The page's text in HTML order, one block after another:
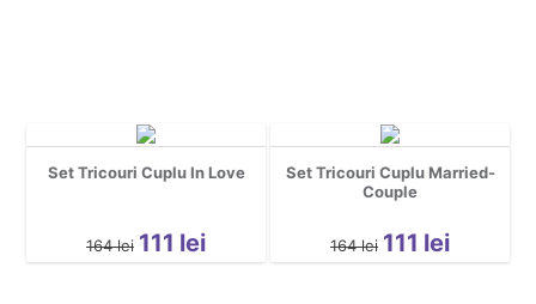
Set Tricouri Cuplu In Love
164 lei 111 lei
Set Tricouri Cuplu Married-
Couple
164 lei 111 lei